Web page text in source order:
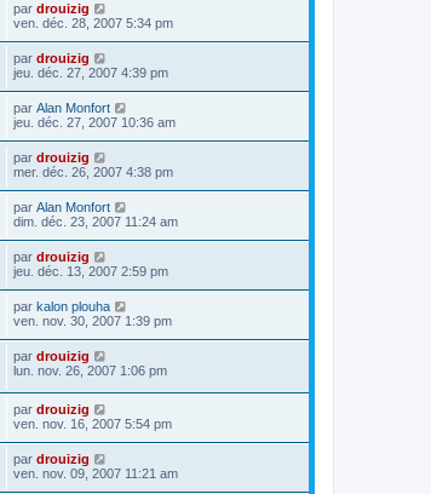
par drouizig
ven. déc. 28, 2007 5:34 pm
par drouizig
jeu. déc. 27, 2007 4:39 pm
par Alan Monfort
jeu. déc. 27, 2007 10:36 am
par drouizig
mer. déc. 26, 2007 4:38 pm
par Alan Monfort
dim. déc. 23, 2007 11:24 am
par drouizig
jeu. déc. 13, 2007 2:59 pm
par kalon plouha
ven. nov. 30, 2007 1:39 pm
par drouizig
lun. nov. 26, 2007 1:06 pm
par drouizig
ven. nov. 16, 2007 5:54 pm
par drouizig
ven. nov. 09, 2007 11:21 am